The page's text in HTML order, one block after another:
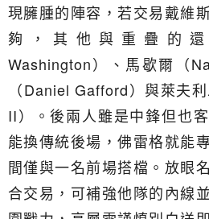
現臃腫的陣容，若交易戴維
夠，其他與重疊的
Washington）、馬歇爾（
（Daniel Gafford）與萊夫
II）。後兩人雖是中鋒但也
能換傳統後場，佛雷格就能
間僅與一名前場搭檔。放眼
合交易，可補強他隊的內線